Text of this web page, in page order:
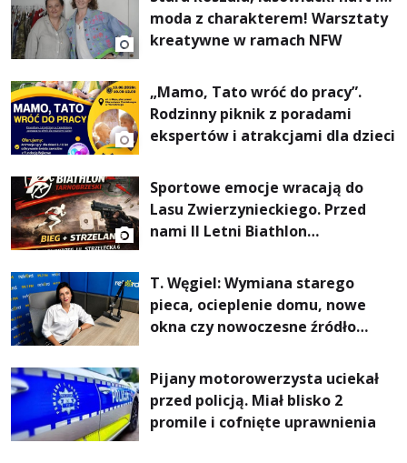
moda z charakterem! Warsztaty
kreatywne w ramach NFW
„Mamo, Tato wróć do pracy”.
Rodzinny piknik z poradami
ekspertów i atrakcjami dla dzieci
Sportowe emocje wracają do
Lasu Zwierzynieckiego. Przed
nami II Letni Biathlon
T. Węgiel: Wymiana starego
pieca, ocieplenie domu, nowe
okna czy nowoczesne źródło
rachunki za energię, lepszy
komfort życia i... czystsze
powietrze
Pijany motorowerzysta uciekał
przed policją. Miał blisko 2
promile i cofnięte uprawnienia